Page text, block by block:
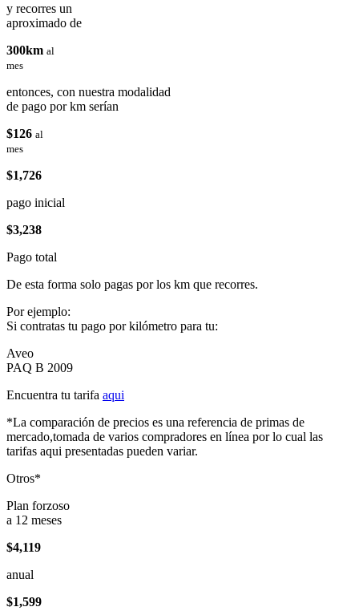
y recorres un
aproximado de
300km al
mes
entonces, con nuestra modalidad
de pago por km serían
$126 al
mes
$1,726
pago inicial
$3,238
Pago total
De esta forma solo pagas por los km que recorres.
Por ejemplo:
Si contratas tu pago por kilómetro para tu:
Aveo
PAQ B 2009
Encuentra tu tarifa aqui
*La comparación de precios es una referencia de primas de
mercado,tomada de varios compradores en línea por lo cual las
tarifas aqui presentadas pueden variar.
Otros*
Plan forzoso
a 12 meses
$4,119
anual
$1,599